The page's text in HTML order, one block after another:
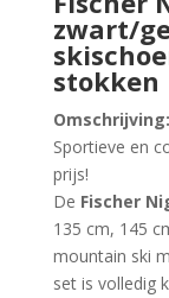
zwart/
stokken
Omschrijving:
Sportieve en
prijs!
De Fischer
135 cm, 145
mountain ski
set is volledig